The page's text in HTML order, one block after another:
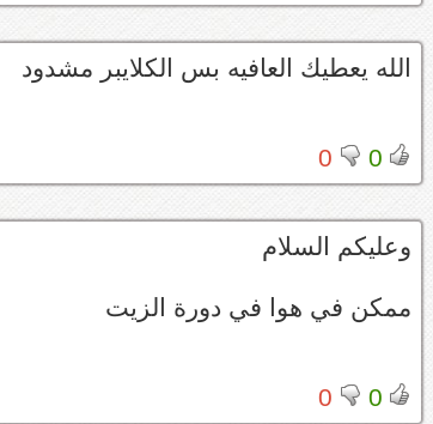
الله يعطيك العافيه بس الكلايبر مشدود
0
0
وعليكم السلام
ممكن في هوا في دورة الزيت
0
0